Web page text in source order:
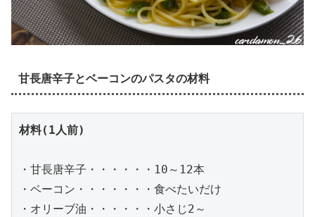
甘長唐辛子とベーコンのパスタの材料
材料(1人前)
・甘長唐辛子・・・・・・10～12本
・ベーコン・・・・・・・食べたいだけ
・オリーブ油・・・・・・小さじ2～